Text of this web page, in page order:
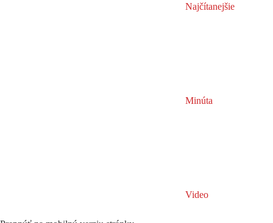
Najčítanejšie
Minúta
Video